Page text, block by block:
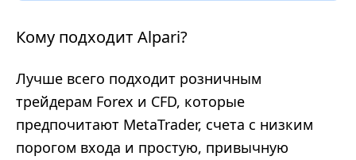
Кому подходит Alpari?
Лучше всего подходит розничным
трейдерам Forex и CFD, которые
предпочитают MetaTrader, счета с низким
порогом входа и простую, привычную